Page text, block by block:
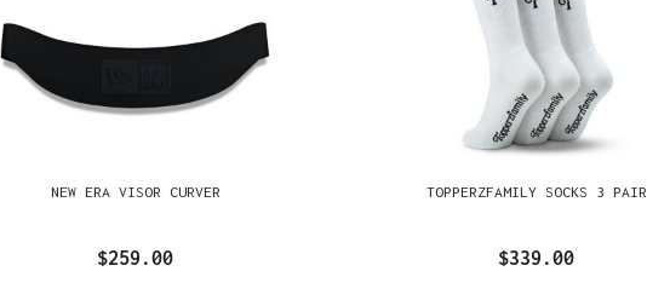
NEW ERA VISOR CURVER
$259.00
TOPPERZFAMILY SOCKS 3 PAIR
$339.00